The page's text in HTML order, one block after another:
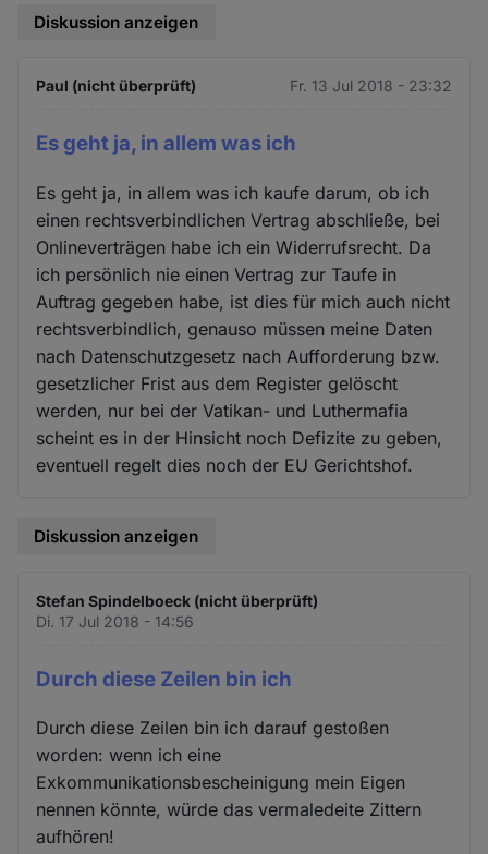
Diskussion anzeigen
Paul (nicht überprüft) Fr. 13 Jul 2018 - 23:32
Es geht ja, in allem was ich
Es geht ja, in allem was ich kaufe darum, ob ich
einen rechtsverbindlichen Vertrag abschließe, bei
Onlineverträgen habe ich ein Widerrufsrecht. Da
ich persönlich nie einen Vertrag zur Taufe in
Auftrag gegeben habe, ist dies für mich auch nicht
rechtsverbindlich, genauso müssen meine Daten
nach Datenschutzgesetz nach Aufforderung bzw.
gesetzlicher Frist aus dem Register gelöscht
werden, nur bei der Vatikan- und Luthermafia
scheint es in der Hinsicht noch Defizite zu geben,
eventuell regelt dies noch der EU Gerichtshof.
Diskussion anzeigen
Stefan Spindelboeck (nicht überprüft)
Di. 17 Jul 2018 - 14:56
Durch diese Zeilen bin ich
Durch diese Zeilen bin ich darauf gestoßen
worden: wenn ich eine
Exkommunikationsbescheinigung mein Eigen
nennen könnte, würde das vermaledeite Zittern
aufhören!